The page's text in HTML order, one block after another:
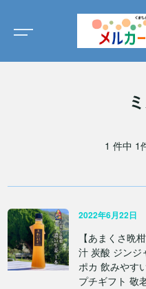
1 件中 1
2022年6月22日
【あまくさ晩
汁 炭酸 ジンジ
ポカ 飲みやす
プチギフト 敬